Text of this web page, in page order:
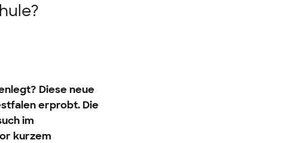
Diese neue
erprobt. Die
im
kurzem